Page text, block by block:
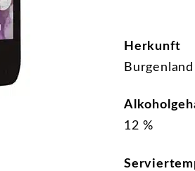
Herkunft
Burgenland
12 %